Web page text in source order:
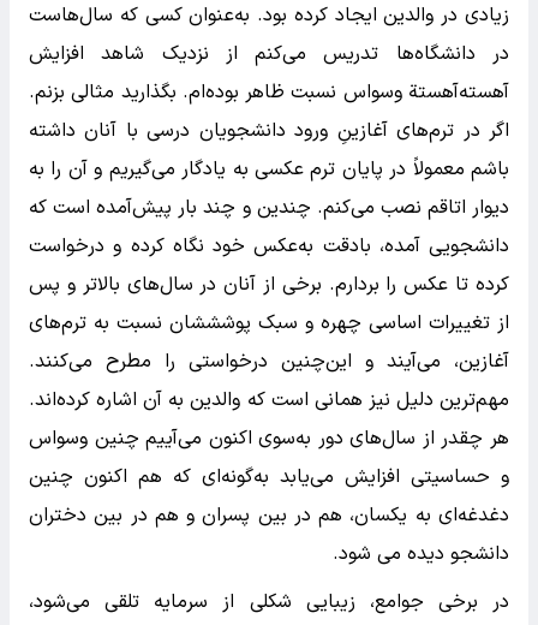
زیادی در والدین ایجاد کرده بود. به‌عنوان کسی که سال‌هاست
در دانشگاه‌ها تدریس می‌کنم از نزدیک شاهد افزایش
آهسته‌آهستة وسواس نسبت ظاهر بوده‌ام. بگذارید مثالی بزنم.
اگر در ترم‌های آغازینِ ورود دانشجویان درسی با آنان داشته
باشم معمولاً در پایان ترم عکسی به یادگار می‌گیریم و آن را به
دیوار اتاقم نصب می‌کنم. چندین و چند بار پیش‌آمده است که
دانشجویی آمده، بادقت به‌عکس خود نگاه کرده و درخواست
کرده تا عکس را بردارم. برخی از آنان در سال‌های بالاتر و پس
از تغییرات اساسی چهره و سبک پوشششان نسبت به ترم‌های
آغازین، می‌آیند و این‌چنین درخواستی را مطرح می‌کنند.
مهم‌ترین دلیل نیز همانی است که والدین به آن اشاره کرده‌اند.
هر چقدر از سال‌های دور به‌سوی اکنون می‌آییم چنین وسواس
و حساسیتی افزایش می‌یابد به‌گونه‌ای که هم اکنون چنین
دغدغه‌ای به یکسان، هم در بین پسران و هم در بین دختران
دانشجو دیده می شود.
در برخی جوامع، زیبایی شکلی از سرمایه تلقی می‌شود،